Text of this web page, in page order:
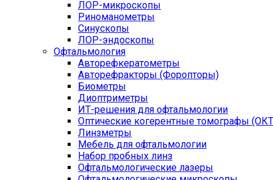
ЛОР-микроскопы
Риноманометры
Синускопы
ЛОР-эндоскопы
Офтальмология
Авторефкератометры
Авторефракторы (Форопторы)
Биометры
Диоптриметры
ИТ-решения для офтальмологии
Оптические когерентные томографы
Линзметры
Мебель для офтальмологии
Набор пробных линз
Офтальмологические лазеры